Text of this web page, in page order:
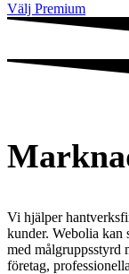
Välj Premium
Vi hjälper
kunder. Webolia kan
med målgruppsstyrd
företag,